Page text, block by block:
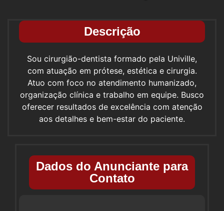
Descrição
Sou cirurgião-dentista formado pela Univille,
com atuação em prótese, estética e cirurgia.
Atuo com foco no atendimento humanizado,
organização clínica e trabalho em equipe. Busco
oferecer resultados de excelência com atenção
aos detalhes e bem-estar do paciente.
Dados do Anunciante para
Contato